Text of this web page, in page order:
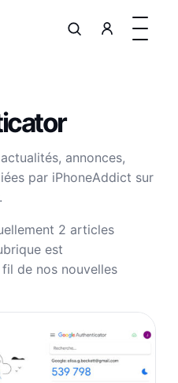
annonces,
par iPhoneAddict sur
2 articles
est
de nos nouvelles